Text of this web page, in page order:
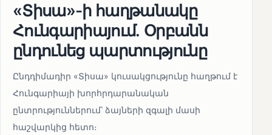
«Տիսա»-ի հաղթանակը
Հունգարիայում․ Օրբանն
ընդունեց պարտությունը
Ընդդիմադիր «Տիսա» կուսակցությունը հաղթում է
Հունգարիայի խորհրդարանական
ընտրություններում՝ ձայների զգալի մասի
հաշվարկից հետո։